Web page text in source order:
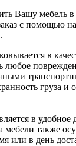
Вашу мебель
с помощью
в
любое
груза и
в удобное
также
или в день